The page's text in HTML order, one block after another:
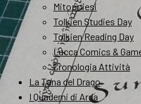
Mitopoiesi
Tolkien Studies Day
Tolkien Reading Day
Lucca Comics &
Cronologia Attività
La Tana del Drago
I Quaderni di Arda